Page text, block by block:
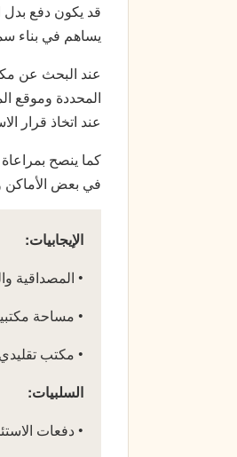
قد يكون دفع
يساهم في بناء
عند البحث عن
المحددة وموقع
عند اتخاذ قرار
كما ينصح
في بعض الأماكن
الإيجابيات:
• المصداقية
• مساحة
• مكتب
السلبيات:
• دفعات